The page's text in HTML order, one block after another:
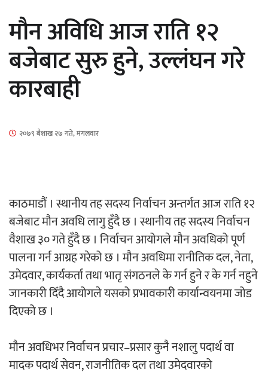
‘ईयुमा डट कम’ले बुधबारदेखि आफ्नो
औपचारिक सेवा सञ्चालनमा
मौन अविधि आज राति १२
बजेबाट सुरु हुने, उल्लंघन गरे
कारबाही
२०७९ बैशाख २७ गते, मंगलवार
काठमाडौं । स्थानीय तह सदस्य निर्वाचन अन्तर्गत आज राति १२
बजेबाट मौन अवधि लागु हुँदै छ । स्थानीय तह सदस्य निर्वाचन
वैशाख ३० गते हुँदै छ । निर्वाचन आयोगले मौन अवधिको पूर्ण
पालना गर्न आग्रह गरेको छ । मौन अवधिमा रानीतिक दल, नेता,
उमेदवार, कार्यकर्ता तथा भातृ संगठनले के गर्न हुने र के गर्न नहुने
जानकारी दिँदै आयोगले यसको प्रभावकारी कार्यान्वयनमा जोड
दिएको छ ।
मौन अवधिभर निर्वाचन प्रचार–प्रसार कुनै नशालु पदार्थ वा
मादक पदार्थ सेवन, राजनीतिक दल तथा उमेदवारको